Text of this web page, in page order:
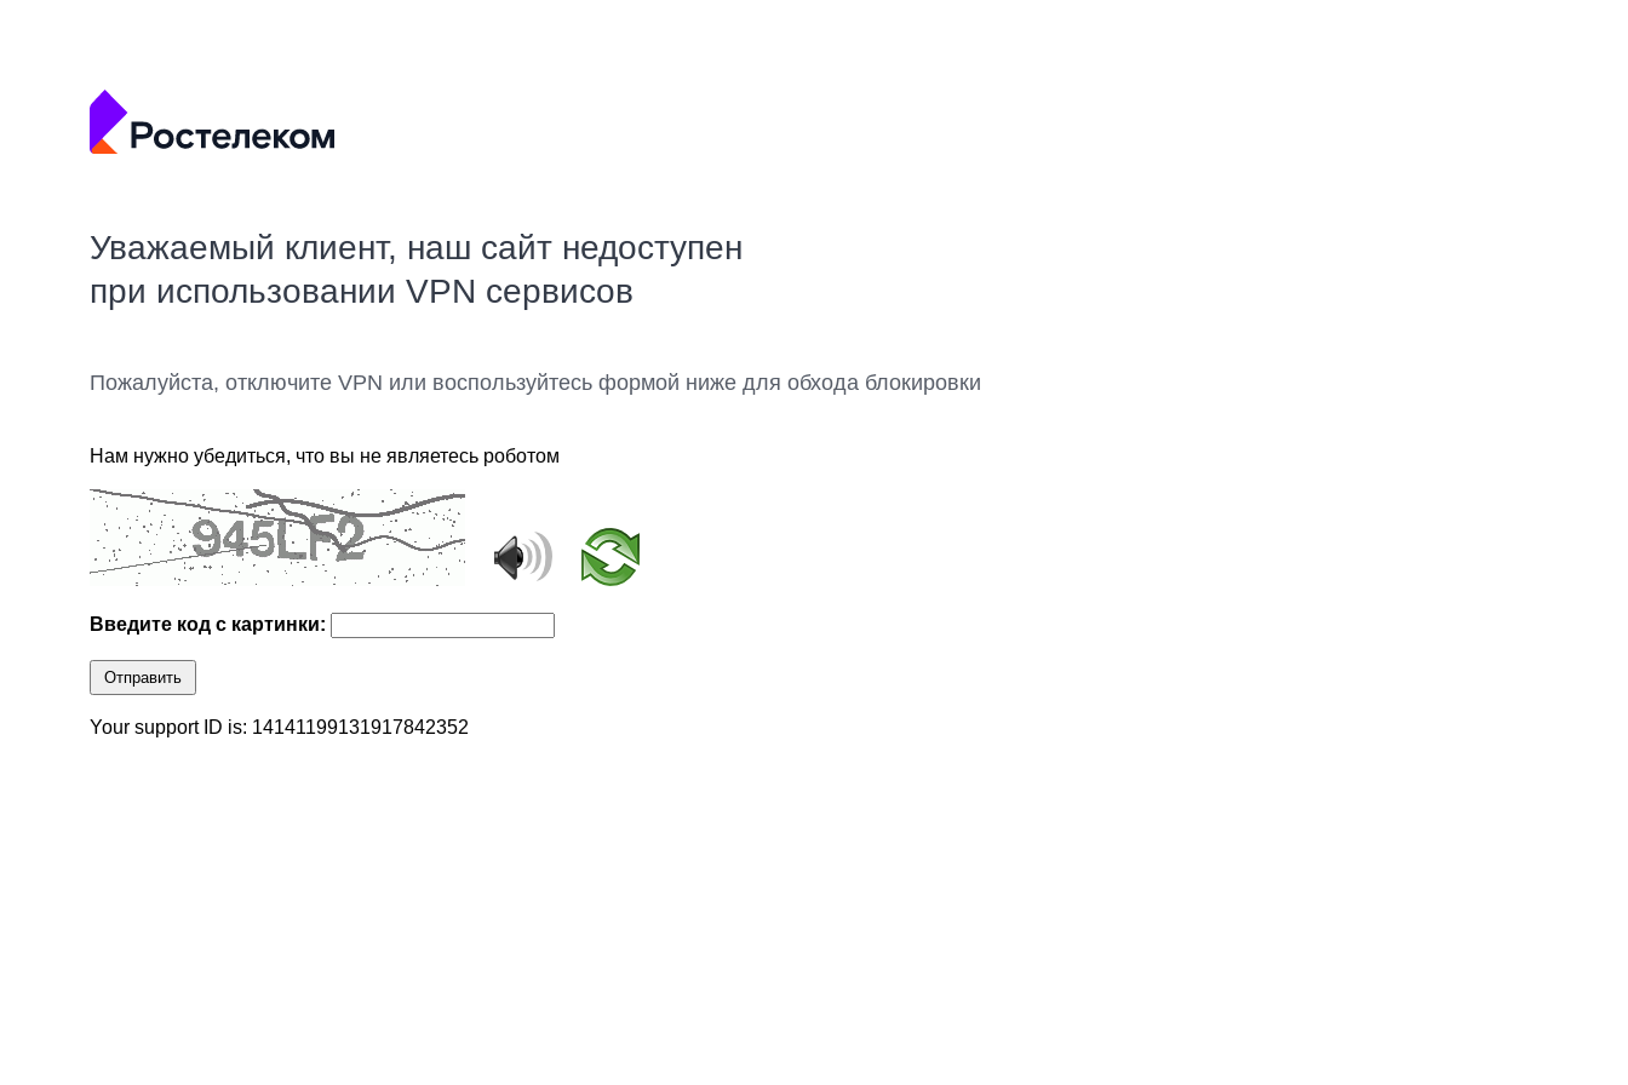
Уважаемый клиент, наш сайт недоступен
при использовании VPN сервисов
Пожалуйста, отключите VPN или воспользуйтесь формой ниже для обхода блокировки
Нам нужно убедиться, что вы не являетесь роботом
Введите код с картинки:
Отправить
Your support ID is: 14141199131917842352